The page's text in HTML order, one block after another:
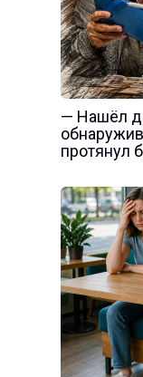
— Нашёл
протянул